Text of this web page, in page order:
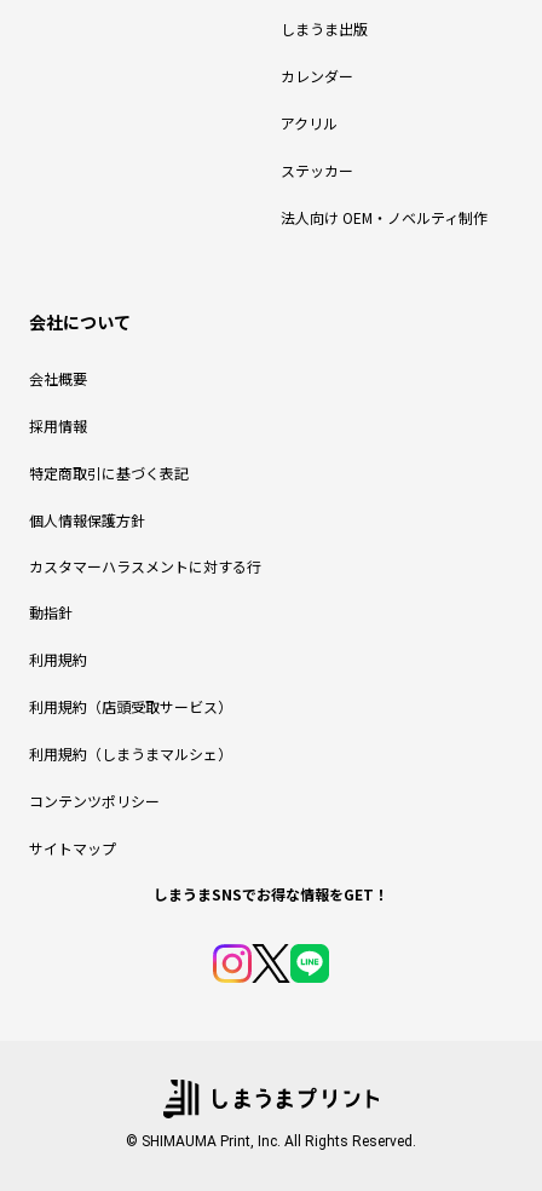
しまうま出版
カレンダー
アクリル
ステッカー
法人向け OEM・ノベルティ制作
会社について
会社概要
採用情報
特定商取引に基づく表記
個人情報保護方針
カスタマーハラスメントに対する行
動指針
利用規約
利用規約（店頭受取サービス）
利用規約（しまうまマルシェ）
コンテンツポリシー
サイトマップ
しまうまSNSでお得な情報をGET！
© SHIMAUMA Print, Inc. All Rights Reserved.